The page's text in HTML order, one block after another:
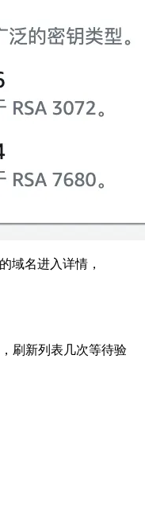
域名进入详情，
刷新列表几次等待验